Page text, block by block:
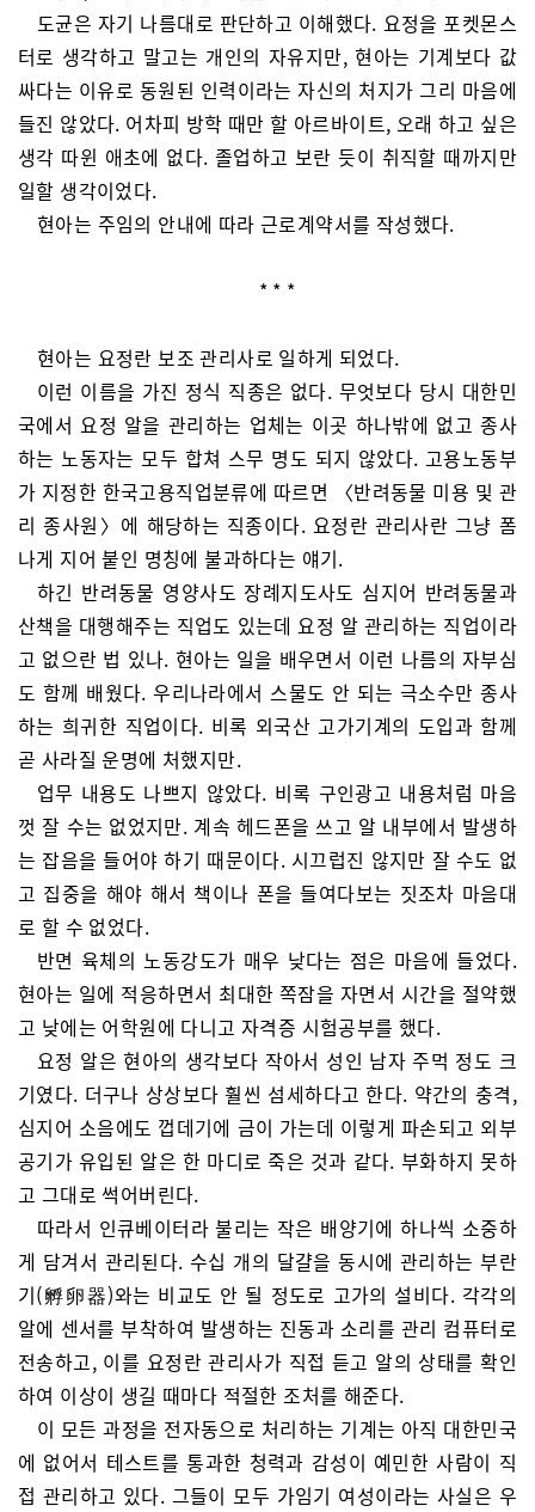
도균은 자기 나름대로 판단하고 이해했다. 요정을 포켓몬스
터로 생각하고 말고는 개인의 자유지만, 현아는 기계보다 값
싸다는 이유로 동원된 인력이라는 자신의 처지가 그리 마음에
들진 않았다. 어차피 방학 때만 할 아르바이트, 오래 하고 싶은
생각 따윈 애초에 없다. 졸업하고 보란 듯이 취직할 때까지만
일할 생각이었다.
현아는 주임의 안내에 따라 근로계약서를 작성했다.
* * *
현아는 요정란 보조 관리사로 일하게 되었다.
이런 이름을 가진 정식 직종은 없다. 무엇보다 당시 대한민
국에서 요정 알을 관리하는 업체는 이곳 하나밖에 없고 종사
하는 노동자는 모두 합쳐 스무 명도 되지 않았다. 고용노동부
가 지정한 한국고용직업분류에 따르면 〈반려동물 미용 및 관
리 종사원〉에 해당하는 직종이다. 요정란 관리사란 그냥 폼
나게 지어 붙인 명칭에 불과하다는 얘기.
하긴 반려동물 영양사도 장례지도사도 심지어 반려동물과
산책을 대행해주는 직업도 있는데 요정 알 관리하는 직업이라
고 없으란 법 있나. 현아는 일을 배우면서 이런 나름의 자부심
도 함께 배웠다. 우리나라에서 스물도 안 되는 극소수만 종사
하는 희귀한 직업이다. 비록 외국산 고가기계의 도입과 함께
곧 사라질 운명에 처했지만.
업무 내용도 나쁘지 않았다. 비록 구인광고 내용처럼 마음
껏 잘 수는 없었지만. 계속 헤드폰을 쓰고 알 내부에서 발생하
는 잡음을 들어야 하기 때문이다. 시끄럽진 않지만 잘 수도 없
고 집중을 해야 해서 책이나 폰을 들여다보는 짓조차 마음대
로 할 수 없었다.
반면 육체의 노동강도가 매우 낮다는 점은 마음에 들었다.
현아는 일에 적응하면서 최대한 쪽잠을 자면서 시간을 절약했
고 낮에는 어학원에 다니고 자격증 시험공부를 했다.
요정 알은 현아의 생각보다 작아서 성인 남자 주먹 정도 크
기였다. 더구나 상상보다 훨씬 섬세하다고 한다. 약간의 충격,
심지어 소음에도 껍데기에 금이 가는데 이렇게 파손되고 외부
공기가 유입된 알은 한 마디로 죽은 것과 같다. 부화하지 못하
고 그대로 썩어버린다.
따라서 인큐베이터라 불리는 작은 배양기에 하나씩 소중하
게 담겨서 관리된다. 수십 개의 달걀을 동시에 관리하는 부란
기(孵卵器)와는 비교도 안 될 정도로 고가의 설비다. 각각의
알에 센서를 부착하여 발생하는 진동과 소리를 관리 컴퓨터로
전송하고, 이를 요정란 관리사가 직접 듣고 알의 상태를 확인
하여 이상이 생길 때마다 적절한 조처를 해준다.
이 모든 과정을 전자동으로 처리하는 기계는 아직 대한민국
에 없어서 테스트를 통과한 청력과 감성이 예민한 사람이 직
접 관리하고 있다. 그들이 모두 가임기 여성이라는 사실은 우